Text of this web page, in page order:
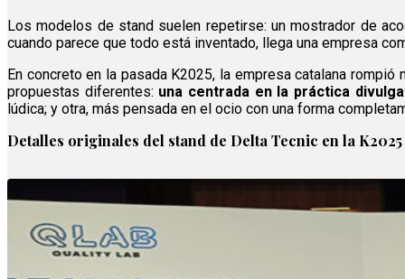
Los modelos de stand suelen repetirse: un mostrador de
cuando parece que todo está inventado, llega una empresa
En concreto en la pasada K2025, la empresa catalana
propuestas diferentes: una centrada en la práctica
lúdica; y otra, más pensada en el ocio con una forma
Detalles originales del stand de Delta Tecnic en la K2025